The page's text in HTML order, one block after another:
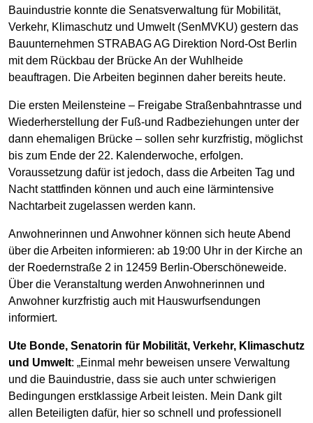
Bauindustrie konnte die Senatsverwaltung für Mobilität,
Verkehr, Klimaschutz und Umwelt (SenMVKU) gestern das
Bauunternehmen STRABAG AG Direktion Nord-Ost Berlin
mit dem Rückbau der Brücke An der Wuhlheide
beauftragen. Die Arbeiten beginnen daher bereits heute.
Die ersten Meilensteine – Freigabe Straßenbahntrasse und
Wiederherstellung der Fuß-und Radbeziehungen unter der
dann ehemaligen Brücke – sollen sehr kurzfristig, möglichst
bis zum Ende der 22. Kalenderwoche, erfolgen.
Voraussetzung dafür ist jedoch, dass die Arbeiten Tag und
Nacht stattfinden können und auch eine lärmintensive
Nachtarbeit zugelassen werden kann.
Anwohnerinnen und Anwohner können sich heute Abend
über die Arbeiten informieren: ab 19:00 Uhr in der Kirche an
der Roedernstraße 2 in 12459 Berlin-Oberschöneweide.
Über die Veranstaltung werden Anwohnerinnen und
Anwohner kurzfristig auch mit Hauswurfsendungen
informiert.
Ute Bonde, Senatorin für Mobilität, Verkehr, Klimaschutz
und Umwelt: „Einmal mehr beweisen unsere Verwaltung
und die Bauindustrie, dass sie auch unter schwierigen
Bedingungen erstklassige Arbeit leisten. Mein Dank gilt
allen Beteiligten dafür, hier so schnell und professionell